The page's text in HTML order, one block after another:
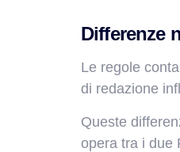
Differenze
Le regole
di redazione
Queste
opera tra i due